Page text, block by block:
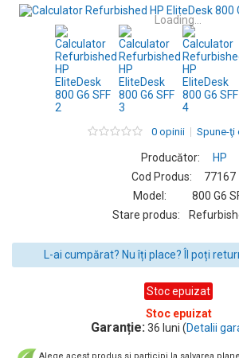
Loading...
0 opinii Spune-ţi
Producător:
HP
Cod Produs:
77167
Model:
800 G6
Stare produs:
L-ai cumpărat? Nu îți place? Îl poți
Stoc epuizat
Stoc epuizat
Garanție: 36 luni (Detalii
Alege acest produs si participi la salvarea